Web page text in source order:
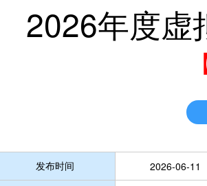
2026年度虚
发布时间
2026-06-11